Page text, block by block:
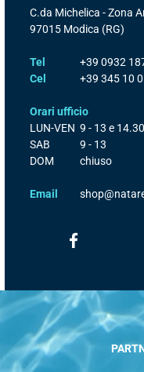
C.da Michelica - Zona
97015 Modica (RG)
Tel
+39 0932
Cel
+39 345 10
Orari ufficio
LUN-VEN 9 - 13 e
SAB
9 - 13
DOM
chiuso
Email